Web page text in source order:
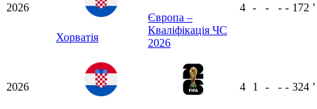
2026
Хорватія
Європа –
Кваліфікація ЧС
2026
4 - - - - 172 ʼ
2026 4 1 - - - 324 ʼ